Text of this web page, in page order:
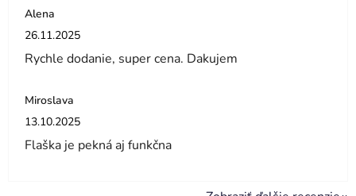
Alena
Hodnotenie obchodu je 5 z 5 hviezdičiek.
26.11.2025
Rychle dodanie, super cena. Dakujem
Miroslava
Hodnotenie obchodu je 5 z 5 hviezdičiek.
13.10.2025
Flaška je pekná aj funkčna